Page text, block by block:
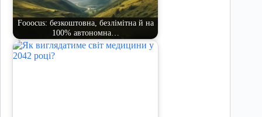
Fooocus: безкоштовна, безлімітна й на
100% автономна…